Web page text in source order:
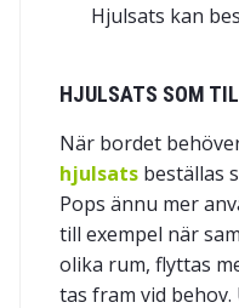
Hjulsats kan
HJULSATS SOM
När bordet
hjulsats beställas
Pops ännu mer
till exempel när
olika rum, flyttas
tas fram vid